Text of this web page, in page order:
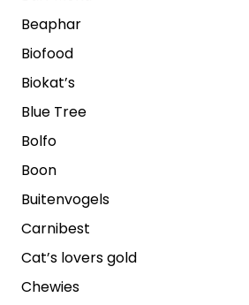
Beaphar
Biofood
Biokat’s
Blue Tree
Bolfo
Boon
Buitenvogels
Carnibest
Cat’s lovers gold
Chewies